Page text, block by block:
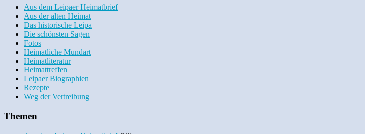
Aus dem Leipaer Heimatbrief
Aus der alten Heimat
Das historische Leipa
Die schönsten Sagen
Fotos
Heimatliche Mundart
Heimatliteratur
Heimattreffen
Leipaer Biographien
Rezepte
Weg der Vertreibung
Themen